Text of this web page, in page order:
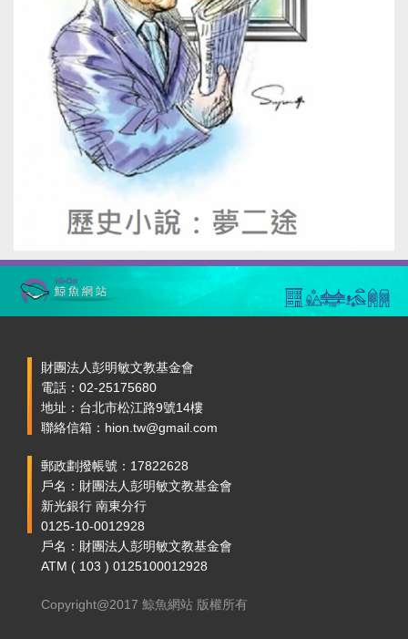
財團法人彭明敏文教基金會
電話：02-25175680
地址：台北市松江路9號14樓
聯絡信箱：hion.tw@gmail.com
郵政劃撥帳號：17822628
戶名：財團法人彭明敏文教基金會
新光銀行 南東分行
0125-10-0012928
戶名：財團法人彭明敏文教基金會
ATM ( 103 ) 0125100012928
Copyright@2017 鯨魚網站 版權所有